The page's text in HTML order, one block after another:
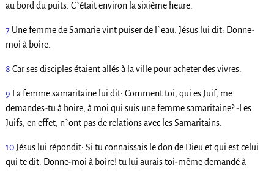
au bord du puits. C`était environ la sixième heure.
7 Une femme de Samarie vint puiser de l`eau. Jésus lui dit: Donne-
moi à boire.
8 Car ses disciples étaient allés à la ville pour acheter des vivres.
9 La femme samaritaine lui dit: Comment toi, qui es Juif, me
demandes-tu à boire, à moi qui suis une femme samaritaine? -Les
Juifs, en effet, n`ont pas de relations avec les Samaritains.
10Jésus lui répondit: Si tu connaissais le don de Dieu et qui est celui
qui te dit: Donne-moi à boire! tu lui aurais toi-même demandé à